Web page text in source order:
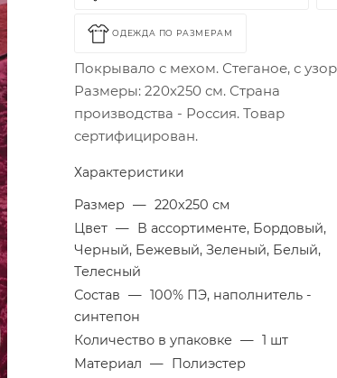
ОДЕЖДА ПО РАЗМЕРАМ
Покрывало с мехом. Стеганое, с
Размеры: 220х250 см. Страна
производства - Россия. Товар
сертифицирован.
Характеристики
Размер — 220х250 см
Цвет — В ассортименте, Бордовый,
Черный, Бежевый, Зеленый, Белый,
Телесный
Состав — 100% ПЭ, наполнитель -
синтепон
Количество в упаковке — 1 шт
Материал — Полиэстер